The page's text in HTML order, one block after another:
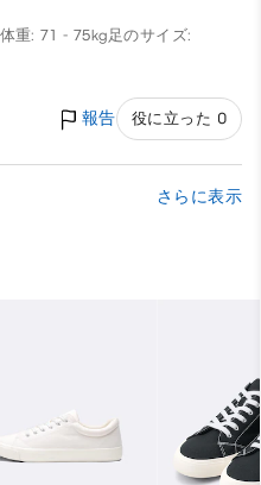
体重: 71 - 75kg 足のサイズ:
報告 役に立った 0
さらに表示